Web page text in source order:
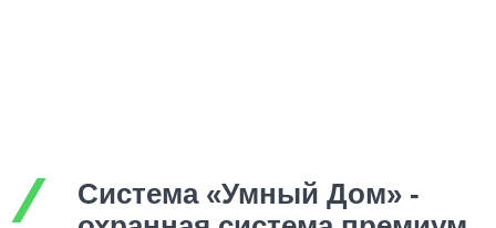
Система «Умный Дом» -